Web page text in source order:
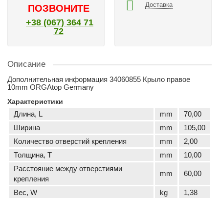
ПОЗВОНИТЕ
+38 (067) 364 71
72
Доставка
Описание
Дополнительная информация 34060855 Крыло правое
10mm ORGAtop Germany
Характеристики
Длина, L mm
70,00
Ширина
mm
105,00
Количество отверстий крепления
mm
2,00
Толщина, T
mm
10,00
Расстояние между отверстиями
крепления
mm 60,00
Вес, W kg 1,38